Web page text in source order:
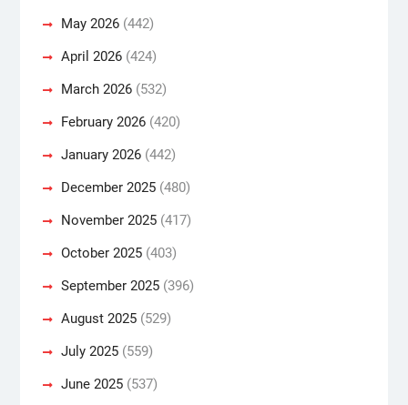
May 2026(442)
April 2026(424)
March 2026(532)
February 2026(420)
January 2026(442)
December 2025(480)
November 2025(417)
October 2025(403)
September 2025(396)
August 2025(529)
July 2025(559)
June 2025(537)